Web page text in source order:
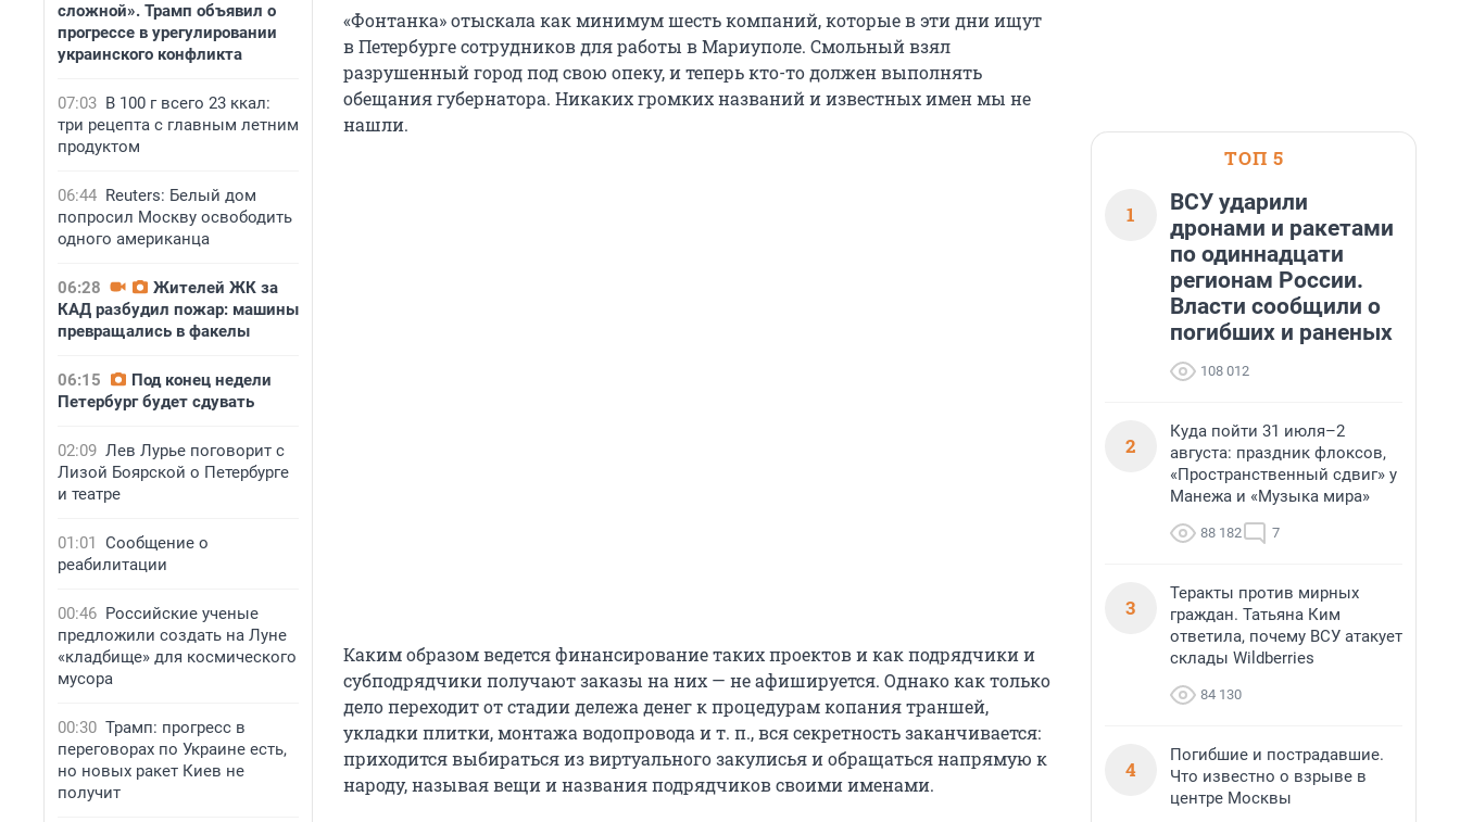
сложной». Трамп объявил о
прогрессе в урегулировании
украинского конфликта
07:03 В 100 г всего 23 ккал:
три рецепта с главным летним
продуктом
06:44 Reuters: Белый дом
попросил Москву освободить
одного американца
06:28
Жителей ЖК за
КАД разбудил пожар: машины
превращались в факелы
06:15
Под конец недели
Петербург будет сдувать
02:09 Лев Лурье поговорит с
Лизой Боярской о Петербурге
и театре
01:01 Сообщение о
реабилитации
00:46 Российские ученые
предложили создать на Луне
«кладбище» для космического
мусора
00:30 Трамп: прогресс в
переговорах по Украине есть,
но новых ракет Киев не
получит
«Фонтанка» отыскала как минимум шесть компаний, которые в эти дни ищут
в Петербурге сотрудников для работы в Мариуполе. Смольный взял
разрушенный город под свою опеку, и теперь кто-то должен выполнять
обещания губернатора. Никаких громких названий и известных имен мы не
нашли.
Каким образом ведется финансирование таких проектов и как подрядчики и
субподрядчики получают заказы на них — не афишируется. Однако как только
дело переходит от стадии дележа денег к процедурам копания траншей,
укладки плитки, монтажа водопровода и т. п., вся секретность заканчивается:
приходится выбираться из виртуального закулисья и обращаться напрямую к
народу, называя вещи и названия подрядчиков своими именами.
ТОП 5
1
ВСУ ударили
дронами и ракетами
по одиннадцати
регионам России.
Власти сообщили о
погибших и раненых
108 012
2
Куда пойти 31 июля–2
августа: праздник флоксов,
«Пространственный сдвиг» у
Манежа и «Музыка мира»
88 182 7
3
Теракты против мирных
граждан. Татьяна Ким
ответила, почему ВСУ атакует
склады Wildberries
84 130
4
Погибшие и пострадавшие.
Что известно о взрыве в
центре Москвы